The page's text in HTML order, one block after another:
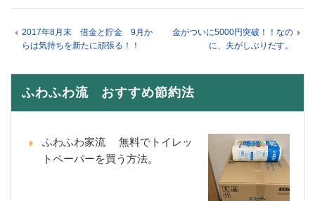
2017年8月末 借金と貯金 9月か
らは気持ちを新たに頑張る！！
金がついに5000円突破！！なの
に、夫がしぶりだす。
ふわふわ流 おすすめ節約法
ふわふわ家流 無料でトイレッ
トペーパーを買う方法。